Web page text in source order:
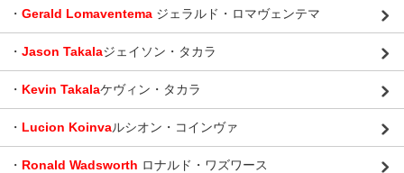
・ Gerald Lomaventema ジェラルド・ロマヴェンテマ
・ Jason Takalaジェイソン・タカラ
・ Kevin Takalaケヴィン・タカラ
・ Lucion Koinvaルシオン・コインヴァ
・ Ronald Wadsworth ロナルド・ワズワース